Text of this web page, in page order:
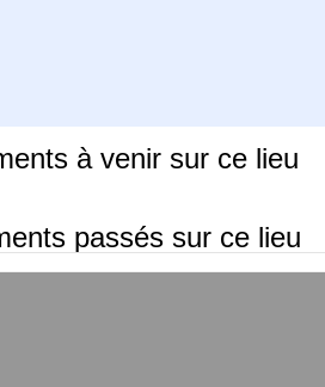
à venir sur ce lieu
passés sur ce lieu